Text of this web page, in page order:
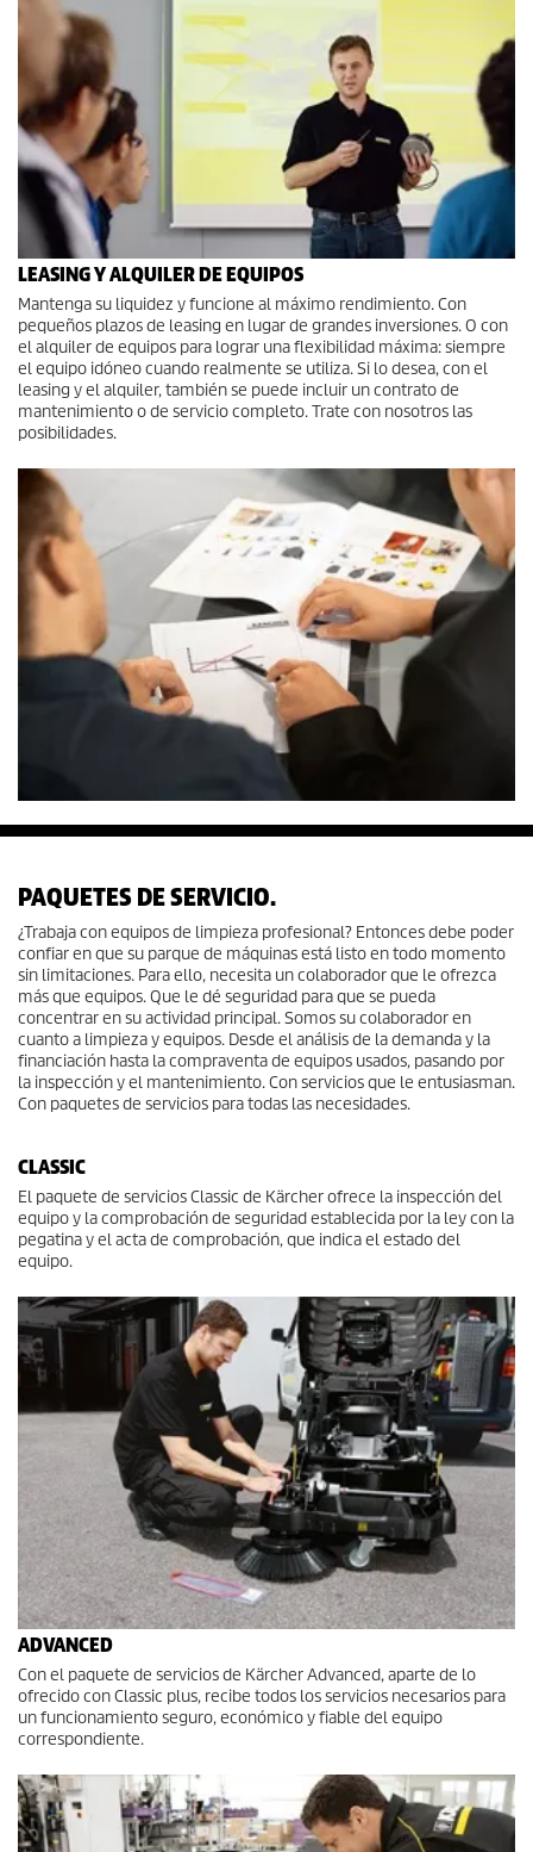
LEASING Y ALQUILER DE EQUIPOS
Mantenga su liquidez y funcione al máximo rendimiento. Con
pequeños plazos de leasing en lugar de grandes inversiones. O con
el alquiler de equipos para lograr una flexibilidad máxima: siempre
el equipo idóneo cuando realmente se utiliza. Si lo desea, con el
leasing y el alquiler, también se puede incluir un contrato de
mantenimiento o de servicio completo. Trate con nosotros las
posibilidades.
PAQUETES DE SERVICIO.
¿Trabaja con equipos de limpieza profesional? Entonces debe poder
confiar en que su parque de máquinas está listo en todo momento
sin limitaciones. Para ello, necesita un colaborador que le ofrezca
más que equipos. Que le dé seguridad para que se pueda
concentrar en su actividad principal. Somos su colaborador en
cuanto a limpieza y equipos. Desde el análisis de la demanda y la
financiación hasta la compraventa de equipos usados, pasando por
la inspección y el mantenimiento. Con servicios que le entusiasman.
Con paquetes de servicios para todas las necesidades.
CLASSIC
El paquete de servicios Classic de Kärcher ofrece la inspección del
equipo y la comprobación de seguridad establecida por la ley con la
pegatina y el acta de comprobación, que indica el estado del
equipo.
ADVANCED
Con el paquete de servicios de Kärcher Advanced, aparte de lo
ofrecido con Classic plus, recibe todos los servicios necesarios para
un funcionamiento seguro, económico y fiable del equipo
correspondiente.